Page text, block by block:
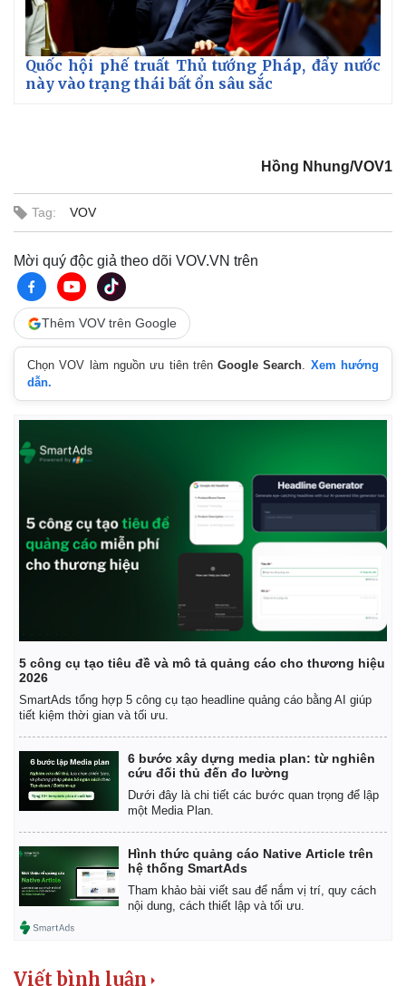
Khởi nghiệp
Thị trường
Giá vàng
Tiêu dùng
Tỷ giá
Chứng khoán
Giá cà phê
Quốc hội phế truất Thủ tướng Pháp, đẩy nước
này vào trạng thái bất ổn sâu sắc
Hồng Nhung/VOV1
Tag: VOV
Mời quý độc giả theo dõi VOV.VN trên
Thêm VOV trên Google
Chọn VOV làm nguồn ưu tiên trênGoogle Search. Xem hướng
dẫn.
5 công cụ tạo tiêu đề và mô tả quảng cáo cho thương hiệu
2026
SmartAds tổng hợp 5 công cụ tạo headline quảng cáo bằng AI giúp
tiết kiệm thời gian và tối ưu.
6 bước xây dựng media plan: từ nghiên
cứu đối thủ đến đo lường
Dưới đây là chi tiết các bước quan trọng để lập
một Media Plan.
Hình thức quảng cáo Native Article trên
hệ thống SmartAds
Tham khảo bài viết sau để nắm vị trí, quy cách
nội dung, cách thiết lập và tối ưu.
Viết bình luận